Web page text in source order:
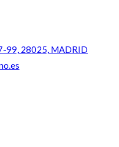
99, 28025, MADRID